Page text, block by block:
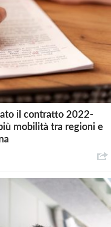
il contratto 2022-
mobilità tra regioni e